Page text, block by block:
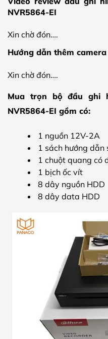
NVR5864-EI
Xin chờ đón….
Hướng dẫn thêm
Xin chờ đón….
Mua trọn bộ đầu ghi
NVR5864-EI gồm có:
1 nguồn 12V-2A
1 sách hướng dẫn
1 chuột quang có
1 bịch ốc vít
8 dây nguồn HDD
8 dây data HDD